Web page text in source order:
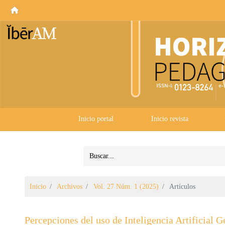
Inicio portal Inicio revista
Inicio Archivos Vol. 27 Núm. 1 (2025) Artículos
Percepciones del uso de Inteligencia Artificial